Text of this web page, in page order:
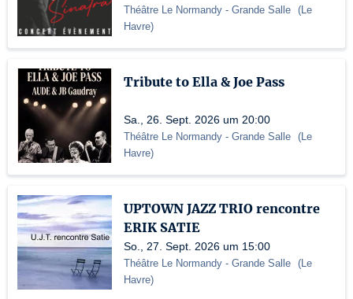
Théâtre Le Normandy - Grande Salle (Le
Havre)
Tribute to Ella & Joe Pass
Sa., 26. Sept. 2026 um 20:00
Théâtre Le Normandy - Grande Salle (Le
Havre)
UPTOWN JAZZ TRIO rencontre
ERIK SATIE
So., 27. Sept. 2026 um 15:00
Théâtre Le Normandy - Grande Salle (Le
Havre)